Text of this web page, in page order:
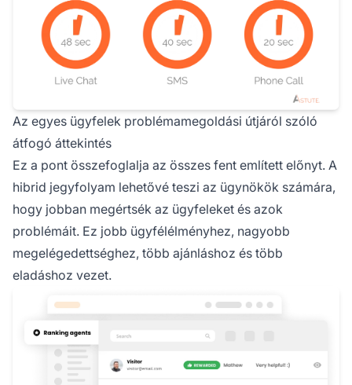
Az egyes ügyfelek problémamegoldási útjáról szóló
átfogó áttekintés
Ez a pont összefoglalja az összes fent említett előnyt. A
hibrid jegyfolyam lehetővé teszi az ügynökök számára,
hogy jobban megértsék az ügyfeleket és azok
problémáit. Ez jobb ügyfélélményhez, nagyobb
megelégedettséghez, több ajánláshoz és több
eladáshoz vezet.